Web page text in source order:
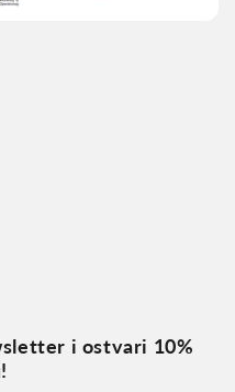
i ostvari 10%